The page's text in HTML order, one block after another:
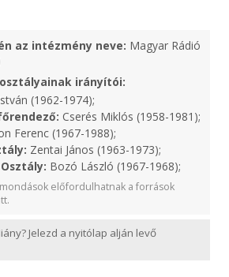
az intézmény neve: Magyar Rádió
irányítói:
(1962-1974);
Cserés Miklós (1958-1981);
Ferenc (1967-1988);
Zentai János (1963-1973);
Bozó László (1967-1968);
előfordulhatnak a források
Jelezd a nyitólap alján levő